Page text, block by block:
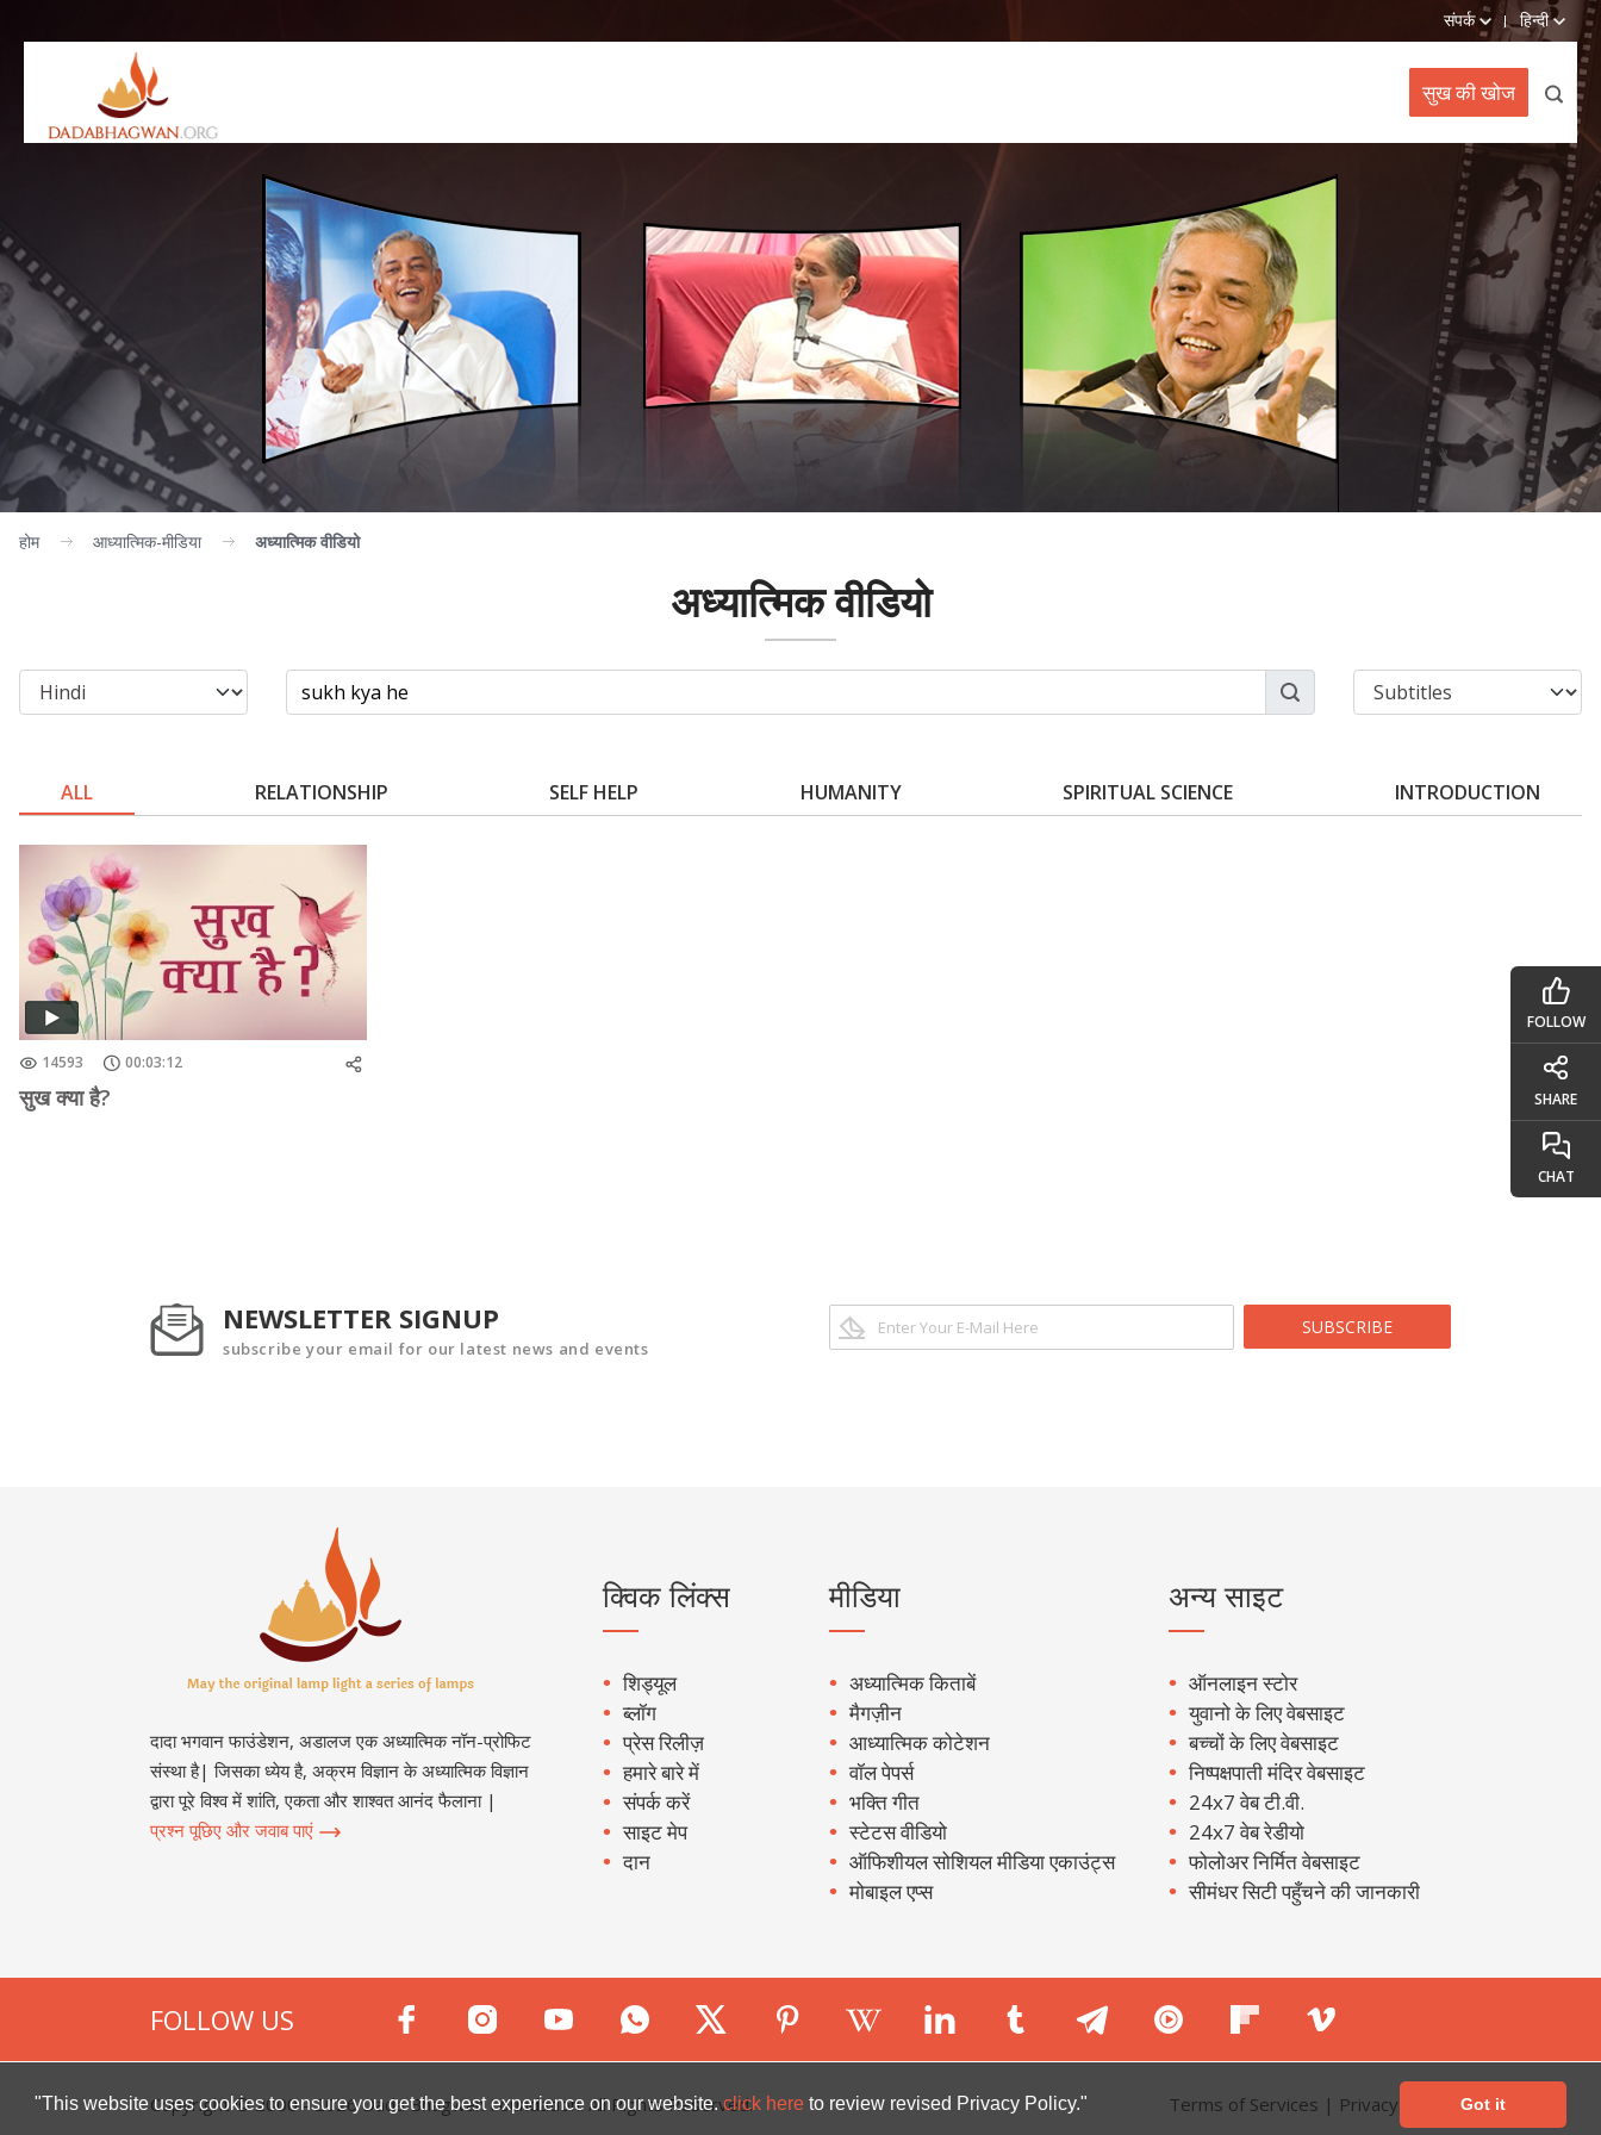
"This website uses cookies to ensure you get the best experience on our website.click here to review revised Privacy Policy." Got it
संपर्क हिन्दी
सुख की खोज
होम आध्यात्मिक-मीडिया अध्यात्मिक वीडियो
अध्यात्मिक वीडियो
ALL RELATIONSHIP SELF HELP HUMANITY SPIRITUAL SCIENCE INTRODUCTION
14593 00:03:12
सुख क्या है?
NEWSLETTER SIGNUP
subscribe your email for our latest news and events
SUBSCRIBE
दादा भगवान फाउंडेशन, अडालज एक अध्यात्मिक नॉन-प्रोफिट
संस्था है| जिसका ध्येय है, अक्रम विज्ञान के अध्यात्मिक विज्ञान
द्वारा पूरे विश्व में शांति, एकता और शाश्वत आनंद फैलाना |
प्रश्न पूछिए और जवाब पाएं
क्विक लिंक्स
शिड्यूल
ब्लॉग
प्रेस रिलीज़
हमारे बारे में
संपर्क करें
साइट मेप
दान
मीडिया
अध्यात्मिक किताबें
मैगज़ीन
आध्यात्मिक कोटेशन
वॉल पेपर्स
भक्ति गीत
स्टेटस वीडियो
ऑफिशीयल सोशियल मीडिया एकाउंट्स
मोबाइल एप्स
अन्य साइट
ऑनलाइन स्टोर
युवानो के लिए वेबसाइट
बच्चों के लिए वेबसाइट
निष्पक्षपाती मंदिर वेबसाइट
24x7 वेब टी.वी.
24x7 वेब रेडीयो
फोलोअर निर्मित वेबसाइट
सीमंधर सिटी पहुँचने की जानकारी
FOLLOW US
Copyright © 2000 -2026Dada Bhagwan Foundation. All Rights Reserved. Terms of Services | Privacy Policy
FOLLOW
SHARE
CHAT